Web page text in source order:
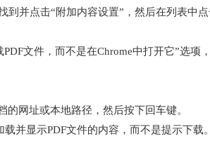
并点击“附加内容设置”，然后在列表中点
文件，而不是在Chrome中打开它”选
的网址或本地路径，然后按下回车键。
并显示PDF文件的内容，而不是提示下载。